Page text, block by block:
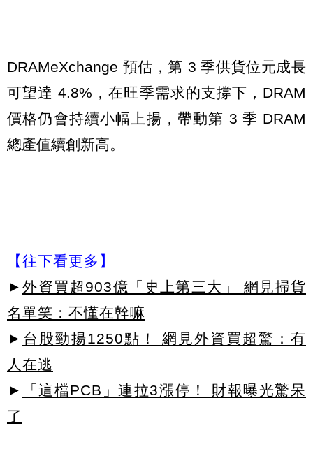
DRAMeXchange 預估，第 3 季供貨位元成長
可望達 4.8%，在旺季需求的支撐下，DRAM
價格仍會持續小幅上揚，帶動第 3 季 DRAM
總產值續創新高。
【往下看更多】
► 外資買超903億「史上第三大」 網見掃貨
名單笑：不懂在幹嘛
► 台股勁揚1250點！ 網見外資買超驚：有
人在逃
►
「這檔PCB」連拉3漲停！ 財報曝光驚呆
了